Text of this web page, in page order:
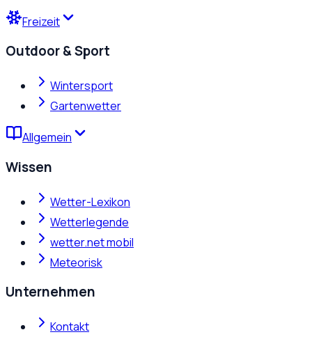
Freizeit
Outdoor & Sport
Wintersport
Gartenwetter
Allgemein
Wissen
Wetter-Lexikon
Wetterlegende
wetter.net mobil
Meteorisk
Unternehmen
Kontakt